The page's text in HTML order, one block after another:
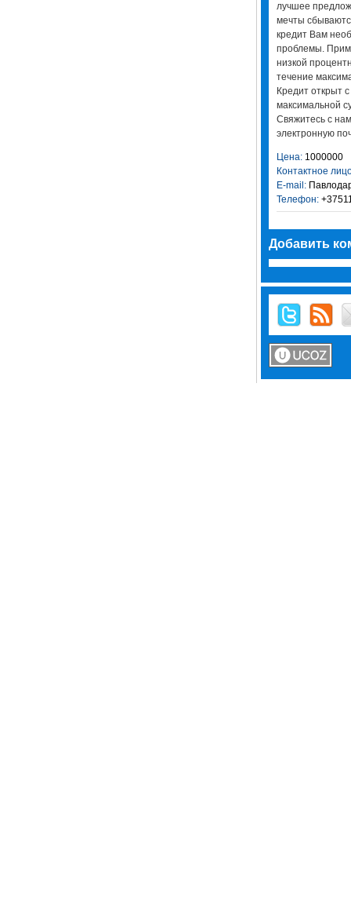
лучшее
мечты
кредит Вам
проблемы.
низкой
течение
Кредит открыт
максимальной
Свяжитесь с
электронную
Цена:1000000
Контактное
E-mail:
Телефон:
Добавить